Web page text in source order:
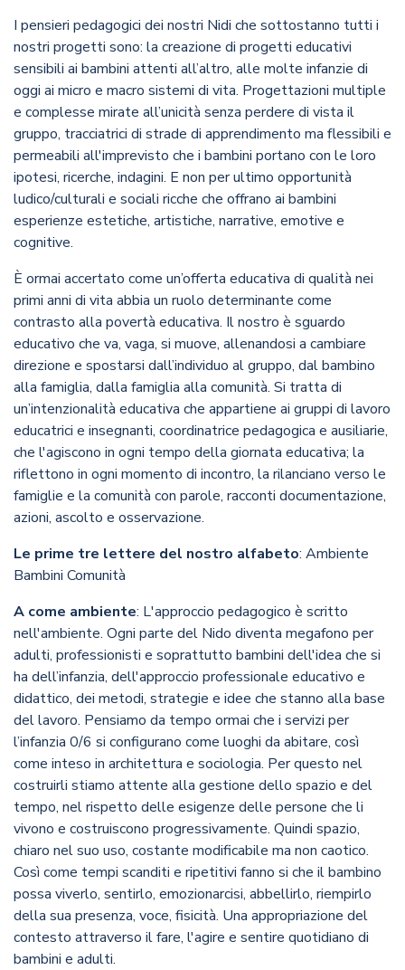
I pensieri pedagogici dei nostri Nidi che sottostanno tutti i
nostri progetti sono: la creazione di progetti educativi
sensibili ai bambini attenti all’altro, alle molte infanzie di
oggi ai micro e macro sistemi di vita. Progettazioni multiple
e complesse mirate all’unicità senza perdere di vista il
gruppo, tracciatrici di strade di apprendimento ma flessibili e
permeabili all'imprevisto che i bambini portano con le loro
ipotesi, ricerche, indagini. E non per ultimo opportunità
ludico/culturali e sociali ricche che offrano ai bambini
esperienze estetiche, artistiche, narrative, emotive e
cognitive.
È ormai accertato come un’offerta educativa di qualità nei
primi anni di vita abbia un ruolo determinante come
contrasto alla povertà educativa. Il nostro è sguardo
educativo che va, vaga, si muove, allenandosi a cambiare
direzione e spostarsi dall’individuo al gruppo, dal bambino
alla famiglia, dalla famiglia alla comunità. Si tratta di
un’intenzionalità educativa che appartiene ai gruppi di lavoro
educatrici e insegnanti, coordinatrice pedagogica e ausiliarie,
che l'agiscono in ogni tempo della giornata educativa; la
riflettono in ogni momento di incontro, la rilanciano verso le
famiglie e la comunità con parole, racconti documentazione,
azioni, ascolto e osservazione.
Le prime tre lettere del nostro alfabeto: Ambiente
Bambini Comunità
A come ambiente: L'approccio pedagogico è scritto
nell'ambiente. Ogni parte del Nido diventa megafono per
adulti, professionisti e soprattutto bambini dell'idea che si
ha dell’infanzia, dell'approccio professionale educativo e
didattico, dei metodi, strategie e idee che stanno alla base
del lavoro. Pensiamo da tempo ormai che i servizi per
l’infanzia 0/6 si configurano come luoghi da abitare, così
come inteso in architettura e sociologia. Per questo nel
costruirli stiamo attente alla gestione dello spazio e del
tempo, nel rispetto delle esigenze delle persone che li
vivono e costruiscono progressivamente. Quindi spazio,
chiaro nel suo uso, costante modificabile ma non caotico.
Così come tempi scanditi e ripetitivi fanno si che il bambino
possa viverlo, sentirlo, emozionarcisi, abbellirlo, riempirlo
della sua presenza, voce, fisicità. Una appropriazione del
contesto attraverso il fare, l'agire e sentire quotidiano di
bambini e adulti.